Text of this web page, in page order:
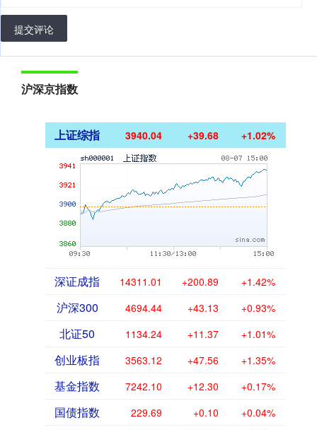
提交评论
沪深京指数
上证综指 3940.04 +39.68 +1.02%
深证成指 14311.01 +200.89 +1.42%
沪深300 4694.44 +43.13 +0.93%
北证50 1134.24 +11.37 +1.01%
创业板指 3563.12 +47.56 +1.35%
基金指数 7242.10 +12.30 +0.17%
国债指数 229.69 +0.10 +0.04%